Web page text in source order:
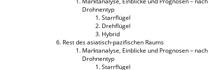
Drohnentyp
Starrflügel
Drehflügel
Hybrid
Rest des asiatisch-pazifischen Raums
Marktanalyse, Einblicke und Prognosen – nach
Drohnentyp
Starrflügel